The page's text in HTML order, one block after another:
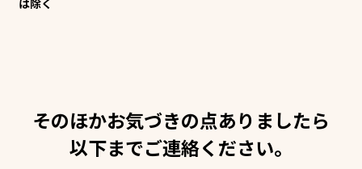
は除く
そのほかお気づきの点ありましたら
以下までご連絡ください。